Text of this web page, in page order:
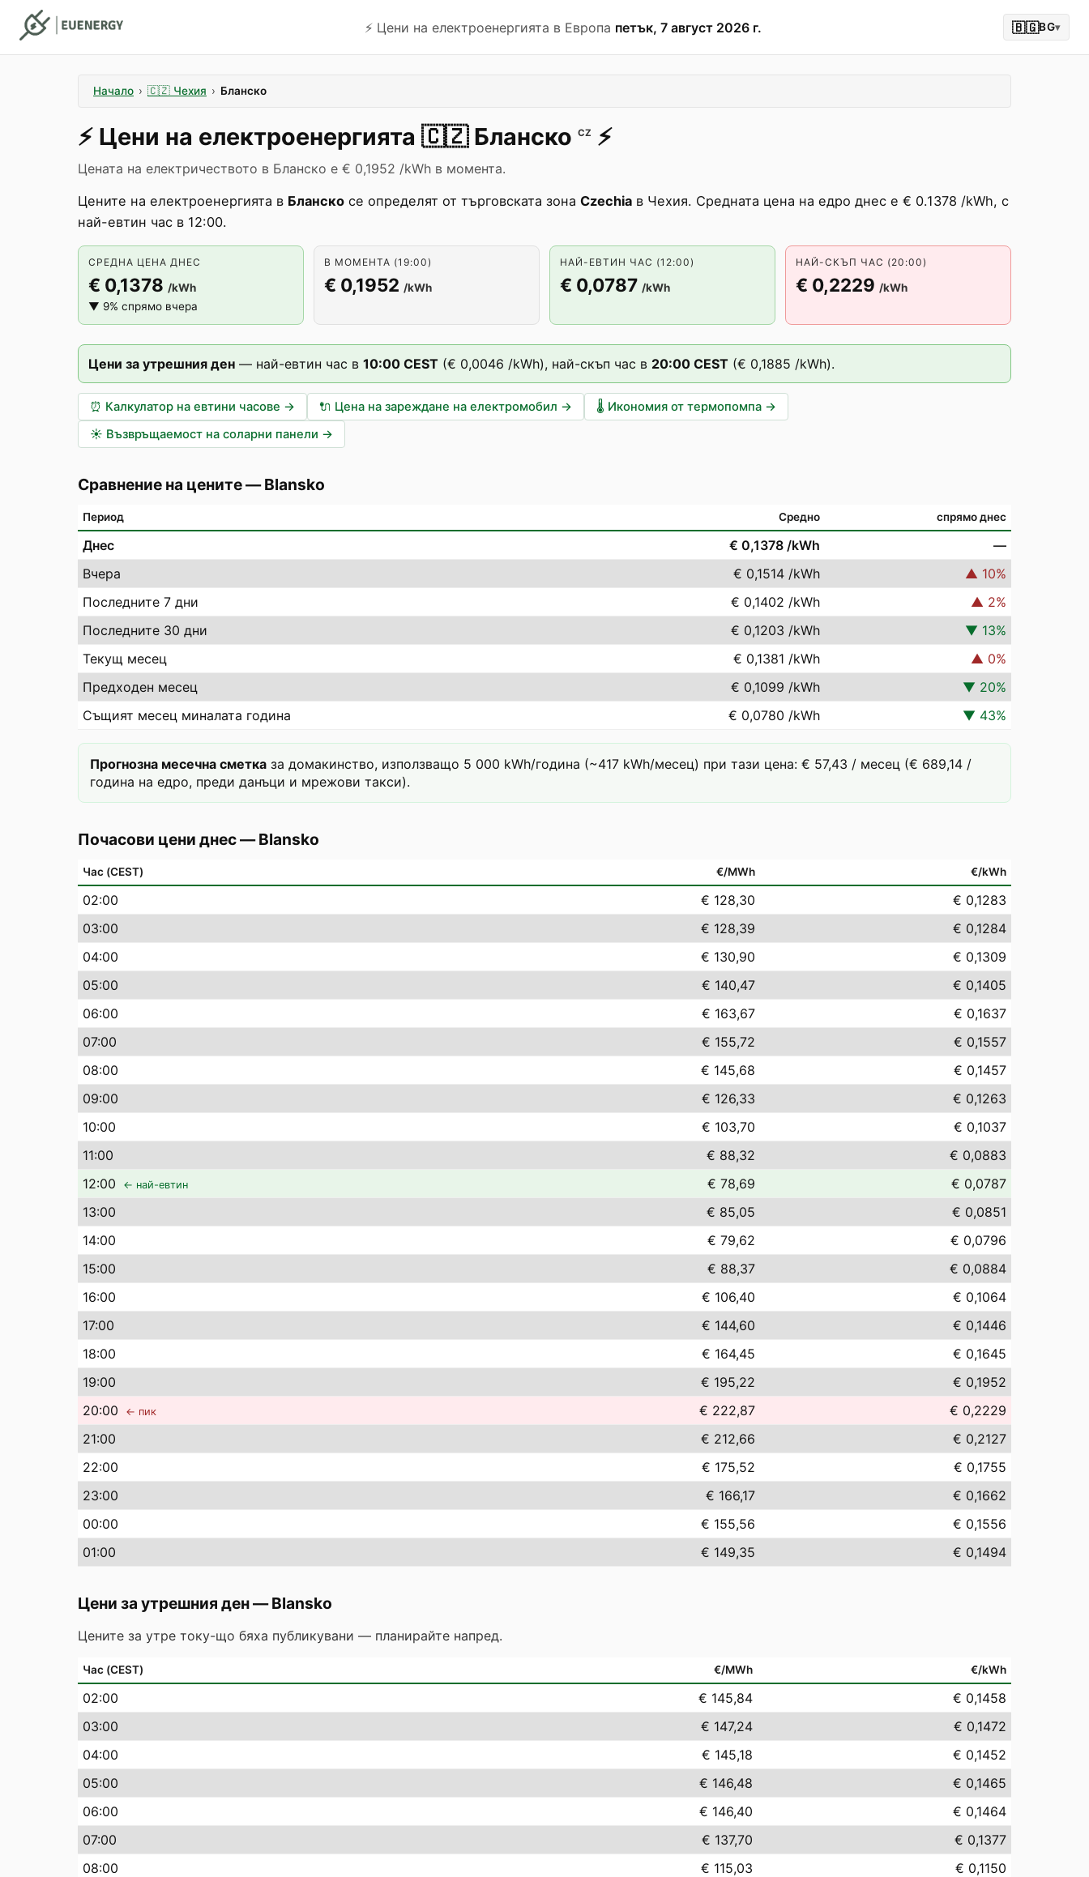
⚡️ Цени на електроенергията в Европа петък, 7 август 2026 г. 🇧🇬BG▾
Начало › 🇨🇿 Чехия › Бланско
⚡️ Цени на електроенергията 🇨🇿 Бланско CZ ⚡️
Цената на електричеството в Бланско е € 0,1952 /kWh в момента.
Цените на електроенергията в Бланско се определят от търговската зона Czechia в Чехия. Средната цена на едро днес е € 0.1378 /kWh, с
най-евтин час в 12:00.
СРЕДНА ЦЕНА ДНЕС
€ 0,1378 /kWh
▼ 9% спрямо вчера
В МОМЕНТА (19:00)
€ 0,1952 /kWh
НАЙ-ЕВТИН ЧАС (12:00)
€ 0,0787 /kWh
НАЙ-СКЪП ЧАС (20:00)
€ 0,2229 /kWh
Цени за утрешния ден — най-евтин час в 10:00 CEST (€ 0,0046 /kWh), най-скъп час в 20:00 CEST (€ 0,1885 /kWh).
⏰ Калкулатор на евтини часове → 🔌 Цена на зареждане на електромобил → 🌡️ Икономия от термопомпа →
☀️ Възвръщаемост на соларни панели →
Сравнение на цените—Blansko
Период Средно спрямо днес
Днес € 0,1378 /kWh
—
Вчера
€ 0,1514 /kWh ▲ 10%
Последните 7 дни
€ 0,1402 /kWh ▲ 2%
Последните 30 дни
€ 0,1203 /kWh ▼ 13%
Текущ месец
€ 0,1381 /kWh ▲ 0%
Предходен месец
€ 0,1099 /kWh ▼ 20%
Същият месец миналата година
€ 0,0780 /kWh ▼ 43%
Прогнозна месечна сметка за домакинство, използващо 5 000 kWh/година (~417 kWh/месец) при тази цена: € 57,43 / месец (€ 689,14 /
година на едро, преди данъци и мрежови такси).
Почасови цени днес—Blansko
Час (CEST) €/MWh €/kWh
02:00 € 128,30
€ 0,1283
03:00 € 128,39
€ 0,1284
04:00 € 130,90
€ 0,1309
05:00 € 140,47
€ 0,1405
06:00 € 163,67
€ 0,1637
07:00 € 155,72
€ 0,1557
08:00 € 145,68
€ 0,1457
09:00 € 126,33
€ 0,1263
10:00 € 103,70
€ 0,1037
11:00 € 88,32
€ 0,0883
12:00 ← най-евтин € 78,69
€ 0,0787
13:00 € 85,05
€ 0,0851
14:00 € 79,62
€ 0,0796
15:00 € 88,37
€ 0,0884
16:00 € 106,40
€ 0,1064
17:00 € 144,60
€ 0,1446
18:00 € 164,45
€ 0,1645
19:00 € 195,22
€ 0,1952
20:00 ← пик € 222,87
€ 0,2229
21:00 € 212,66
€ 0,2127
22:00 € 175,52
€ 0,1755
23:00 € 166,17
€ 0,1662
00:00 € 155,56
€ 0,1556
01:00 € 149,35 € 0,1494
Цени за утрешния ден—Blansko
Цените за утре току-що бяха публикувани — планирайте напред.
Час (CEST) €/MWh €/kWh
02:00 € 145,84
€ 0,1458
03:00 € 147,24
€ 0,1472
04:00 € 145,18
€ 0,1452
05:00 € 146,48
€ 0,1465
06:00 € 146,40
€ 0,1464
07:00 € 137,70
€ 0,1377
08:00 € 115,03
€ 0,1150